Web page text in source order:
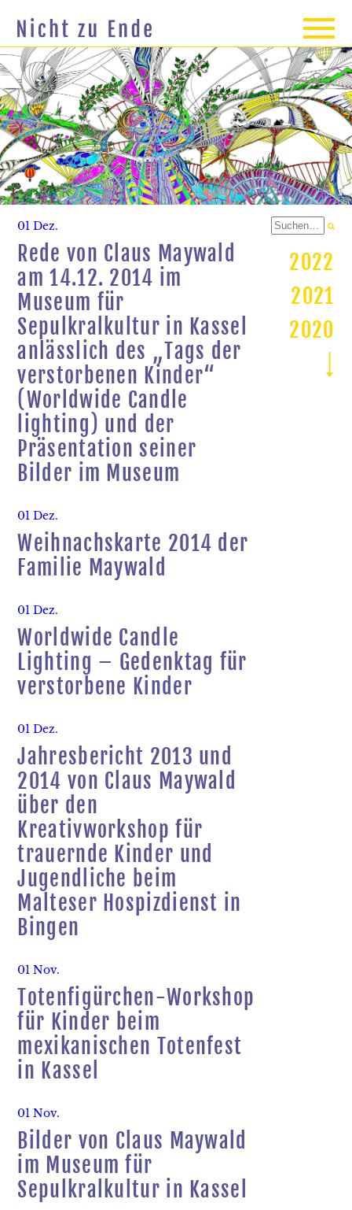
01 Dez.
Rede von Claus Maywald
am 14.12. 2014 im
Museum für
Sepulkralkultur in Kassel
anlässlich des „Tags der
verstorbenen Kinder“
(Worldwide Candle
lighting) und der
Präsentation seiner
Bilder im Museum
01 Dez.
Weihnachskarte 2014 der
Familie Maywald
01 Dez.
Worldwide Candle
Lighting – Gedenktag für
verstorbene Kinder
01 Dez.
Jahresbericht 2013 und
2014 von Claus Maywald
über den
Kreativworkshop für
trauernde Kinder und
Jugendliche beim
Malteser Hospizdienst in
Bingen
01 Nov.
Totenfigürchen-Workshop
für Kinder beim
mexikanischen Totenfest
in Kassel
01 Nov.
Bilder von Claus Maywald
im Museum für
Sepulkralkultur in Kassel
2022
2021
2020